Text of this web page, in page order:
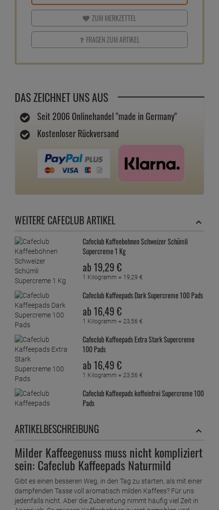
ZUM MERKZETTEL
FRAGEN ZUM ARTIKEL
DAS ZEICHNET UNS AUS
Seit 2006 Onlinehandel "made in Germany"
Kostenloser Rückversand
WEITERE CAFECLUB ARTIKEL
Cafeclub Kaffeebohnen Schweizer Schümli
Supercreme 1 Kg
ab19,29 €
1 Kilogramm = 19,29 €
Cafeclub Kaffeepads Dark Supercreme 100 Pads
ab16,49 €
1 Kilogramm =23, 56 €
Cafeclub Kaffeepads Extra Stark Supercreme
100 Pads
ab16,49 €
1 Kilogramm =23, 56 €
Cafeclub Kaffeepads koffeinfrei Supercreme 100
Pads
1 Kilogramm =
Cafeclub Kaffeepads Naturmild Supercreme 100
Pads
ab16,49€
1 Kilogramm =23, 56 €
Cafeclub Kaffeepads Regular Supercreme 100
ARTIKELBESCHREIBUNG
Milder Kaffeegenuss muss nicht kompliziert
sein: Cafeclub Kaffeepads Naturmild
Gibt es einen besseren Weg, in den Tag zu starten, als mit einer
dampfenden Tasse voll aromatisch milden Kaffees? Für uns
jedenfalls nicht. Aber die Zubereitung nimmt häufig viel Zeit in